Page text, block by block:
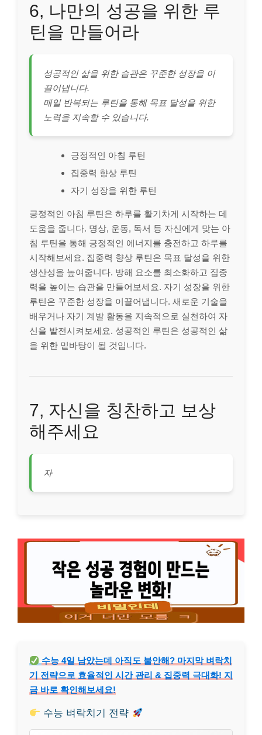
6, 나만의 성공을 위한 루
틴을 만들어라
성공적인 삶을 위한 습관은 꾸준한 성장을 이
끌어냅니다.
매일 반복되는 루틴을 통해 목표 달성을 위한
노력을 지속할 수 있습니다.
긍정적인 아침 루틴
집중력 향상 루틴
자기 성장을 위한 루틴
긍정적인 아침 루틴은 하루를 활기차게 시작하는 데
도움을 줍니다. 명상, 운동, 독서 등 자신에게 맞는 아
침 루틴을 통해 긍정적인 에너지를 충전하고 하루를
시작해보세요. 집중력 향상 루틴은 목표 달성을 위한
생산성을 높여줍니다. 방해 요소를 최소화하고 집중
력을 높이는 습관을 만들어보세요. 자기 성장을 위한
루틴은 꾸준한 성장을 이끌어냅니다. 새로운 기술을
배우거나 자기 계발 활동을 지속적으로 실천하여 자
신을 발전시켜보세요. 성공적인 루틴은 성공적인 삶
을 위한 밑바탕이 될 것입니다.
7, 자신을 칭찬하고 보상
해주세요
자
수능 4일 남았는데 아직도 불안해? 마지막 벼락치
기 전략으로 효율적인 시간 관리 & 집중력 극대화! 지
금 바로 확인해보세요!
수능 벼락치기 전략